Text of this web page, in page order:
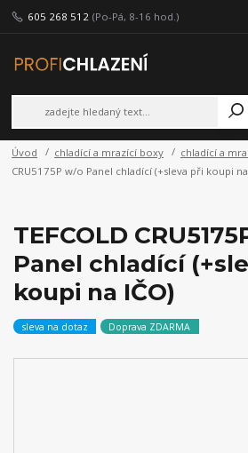
605 268 512 (Po-Pá, 8-16 hod.)
Úvod chladící a mrazící boxy chladící a
CRU5175P w/o Panel chladící (+sleva při koupi na
TEFCOLD
Panel chladící
koupi na IČO)
sleva na dotaz Doprava ZDARMA